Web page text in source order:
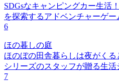
SDGsなキャンピングカー生活
を探索するアドベンチャーゲー
6
ほの暮しの庭
ほのぼの田舎暮らしは夜がくる
シリーズのスタッフが贈る生活
7